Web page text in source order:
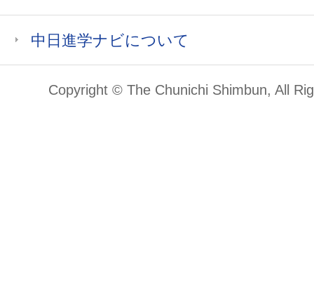
中日進学ナビについて
Copyright © The Chunichi Shimbun, All